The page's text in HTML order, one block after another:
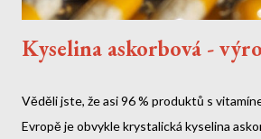
Kyselina askorbová -
Věděli jste, že asi 96 % produktů s
Evropě je obvykle krystalická kyselina